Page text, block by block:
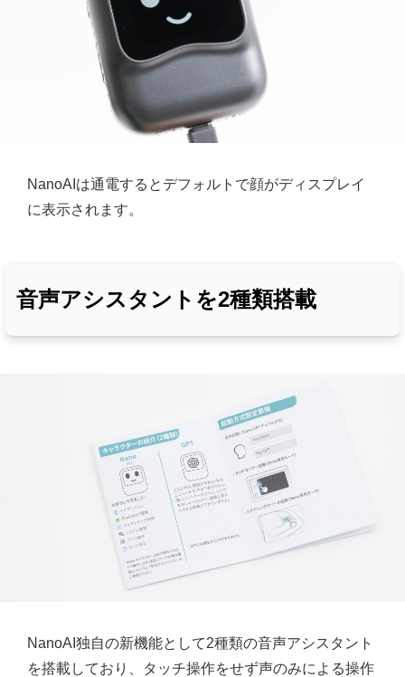
NanoAIは通電するとデフォルトで顔がディスプレイ
に表示されます。
音声アシスタントを2種類搭載
NanoAI独自の新機能として2種類の音声アシスタント
を搭載しており、タッチ操作をせず声のみによる操作